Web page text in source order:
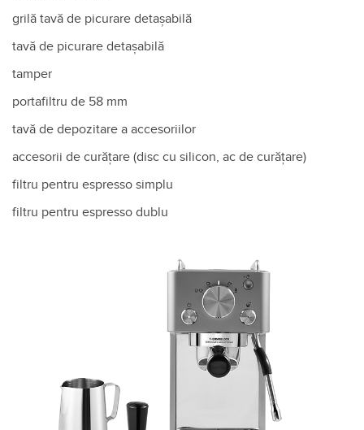
grilă tavă de picurare detașabilă
tavă de picurare detașabilă
tamper
portafiltru de 58 mm
tavă de depozitare a accesoriilor
accesorii de curățare (disc cu silicon, ac de curățare)
filtru pentru espresso simplu
filtru pentru espresso dublu